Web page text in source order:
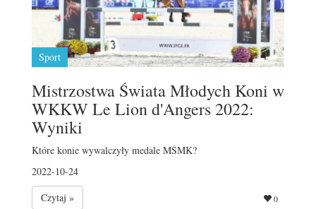
Sport
Mistrzostwa Świata Młodych Koni w
WKKW Le Lion d'Angers 2022:
Wyniki
Które konie wywalczyły medale MŚMK?
2022-10-24
Czytaj »
0